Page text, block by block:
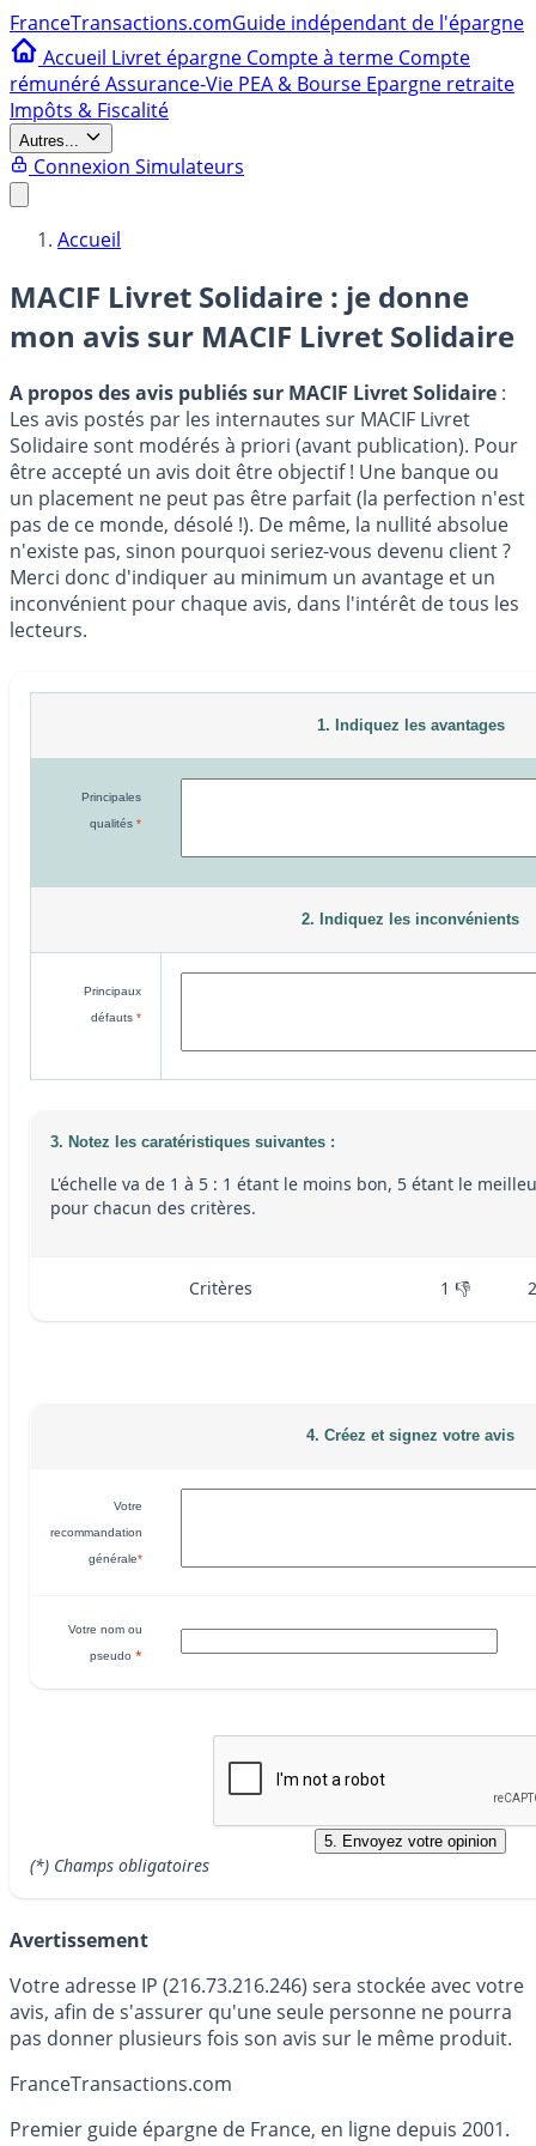
FranceTransactions.comGuide indépendant de l'épargne
Accueil Livret épargne Compte à terme Compte
rémunéréAssurance-Vie PEA & Bourse Epargne retraite
Impôts & Fiscalité
Autres...
Connexion Simulateurs
Accueil
MACIF Livret Solidaire : je donne
mon avis sur MACIF Livret Solidaire
A propos des avis publiés sur MACIF Livret Solidaire :
Les avis postés par les internautes sur MACIF Livret
Solidaire sont modérés à priori (avant publication). Pour
être accepté un avis doit être objectif ! Une banque ou
un placement ne peut pas être parfait (la perfection n'est
pas de ce monde, désolé !). De même, la nullité absolue
n'existe pas, sinon pourquoi seriez-vous devenu client ?
Merci donc d'indiquer au minimum un avantage et un
inconvénient pour chaque avis, dans l'intérêt de tous les
lecteurs.
1. Indiquez les avantages
Principales
qualités *
2. Indiquez les inconvénients
Principaux
défauts *
3. Notez les caratéristiques suivantes :
L'échelle va de 1 à 5 : 1 étant le moins bon, 5 étant le
pour chacun des critères.
Critères 1 👎 2
4. Créez et signez votre avis
Votre
recommandation
générale*
Votre nom ou
pseudo *
(*) Champs obligatoires
Avertissement
Votre adresse IP (216.73.216.246) sera stockée avec votre
avis, afin de s'assurer qu'une seule personne ne pourra
pas donner plusieurs fois son avis sur le même produit.
FranceTransactions.com
Premier guide épargne de France, en ligne depuis 2001.